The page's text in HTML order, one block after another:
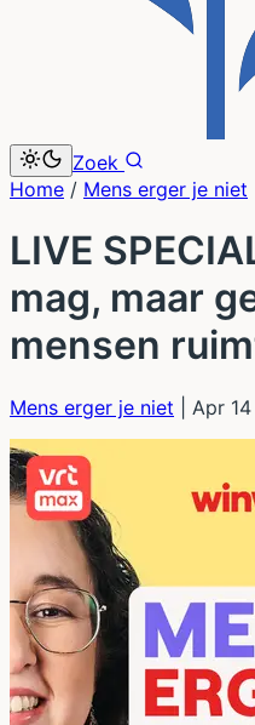
Zoek
Home / Mens erger je niet
LIVE
mag, maar
mensen
Mens erger je niet | Apr